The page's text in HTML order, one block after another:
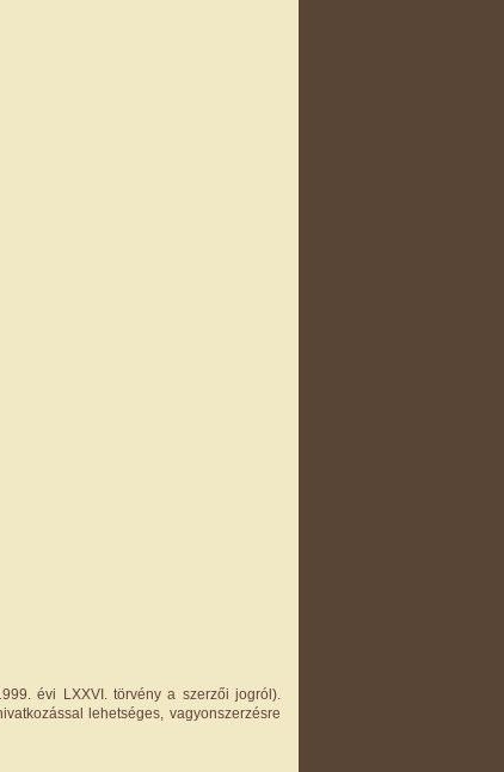
évi LXXVI. törvény a szerzői jogról).
lehetséges, vagyonszerzésre